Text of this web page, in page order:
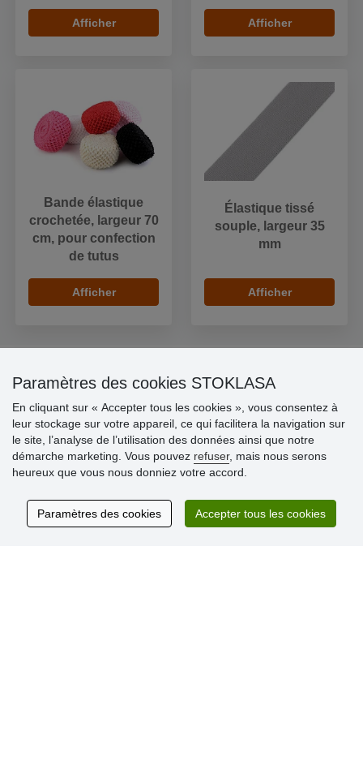
Afficher Afficher
Bande élastique
crochetée, largeur 70
cm, pour confection
de tutus
Afficher
Élastique tissé
souple, largeur 35
mm
Afficher
» Paramètres des cookies
» Conditions générales
» Livraison et paiement
» Règles de confidentialité
» Questions fréquentes
» Programme de fidélité numéro d´ID/SIREN/SIRET
Paramètres des cookies STOKLASA
En cliquant sur « Accepter tous les cookies », vous consentez à
leur stockage sur votre appareil, ce qui facilitera la navigation sur
le site, l’analyse de l’utilisation des données ainsi que notre
démarche marketing. Vous pouvez refuser, mais nous serons
heureux que vous nous donniez votre accord.
Paramètres des cookies Accepter tous les cookies